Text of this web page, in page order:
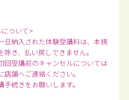
ついて>
旦納入された体験受講料は、本規
き、払い戻しできません。
回受講前のキャンセルについては
舗へご連絡ください。
続きをお願いします。